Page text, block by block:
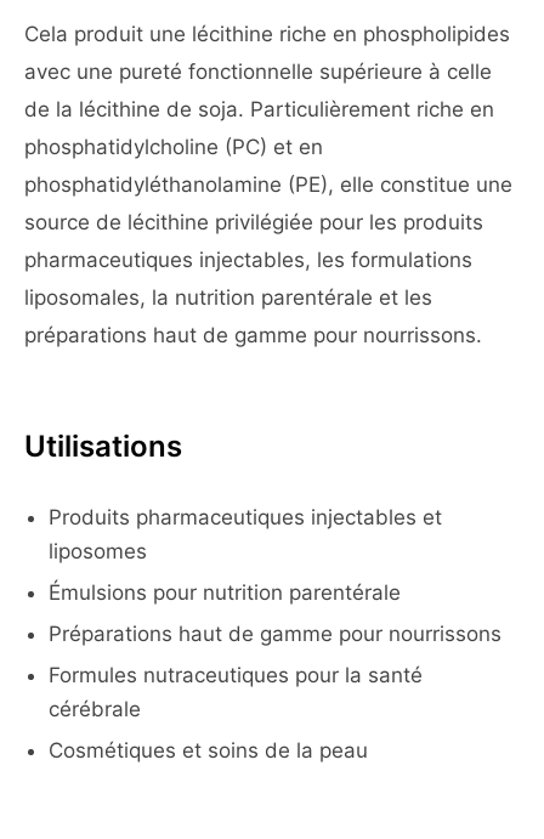
Cela produit une lécithine riche en phospholipides
avec une pureté fonctionnelle supérieure à celle
de la lécithine de soja. Particulièrement riche en
phosphatidylcholine (PC) et en
phosphatidyléthanolamine (PE), elle constitue une
source de lécithine privilégiée pour les produits
pharmaceutiques injectables, les formulations
liposomales, la nutrition parentérale et les
préparations haut de gamme pour nourrissons.
Utilisations
Produits pharmaceutiques injectables et
liposomes
Émulsions pour nutrition parentérale
Préparations haut de gamme pour nourrissons
Formules nutraceutiques pour la santé
cérébrale
Cosmétiques et soins de la peau